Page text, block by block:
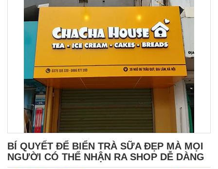
BÍ QUYẾT ĐỂ BIỂN TRÀ SỮA ĐẸP MÀ MỌI
NGƯỜI CÓ THỂ NHẬN RA SHOP DỄ DÀNG